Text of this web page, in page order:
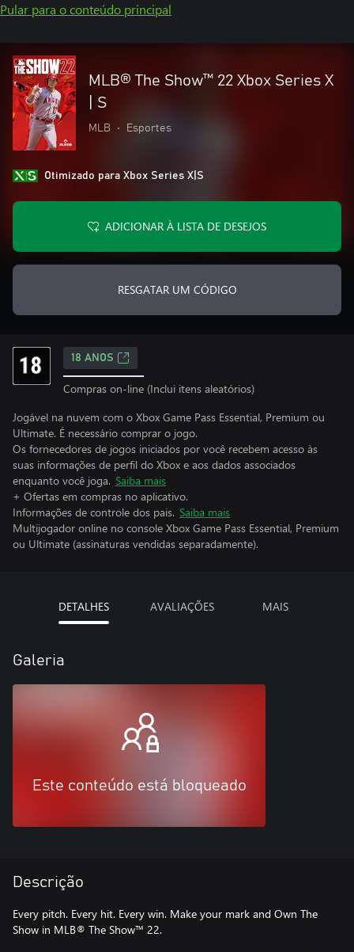
Pular para o conteúdo principal
MLB® The Show™ 22 Xbox Series X
| S
MLB • Esportes
Otimizado para Xbox Series X|S
ADICIONAR À LISTA DE DESEJOS
RESGATAR UM CÓDIGO
18 ANOS
Compras on-line (Inclui itens aleatórios)
Jogável na nuvem com o Xbox Game Pass Essential, Premium ou
Ultimate. É necessário comprar o jogo.
Os fornecedores de jogos iniciados por você recebem acesso às
suas informações de perfil do Xbox e aos dados associados
enquanto você joga. Saiba mais
+ Ofertas em compras no aplicativo.
Informações de controle dos pais. Saiba mais
Multijogador online no console Xbox Game Pass Essential, Premium
ou Ultimate (assinaturas vendidas separadamente).
DETALHES AVALIAÇÕES MAIS
Galeria
Este conteúdo está bloqueado
Descrição
Every pitch. Every hit. Every win. Make your mark and Own The
Show in MLB® The Show™ 22.